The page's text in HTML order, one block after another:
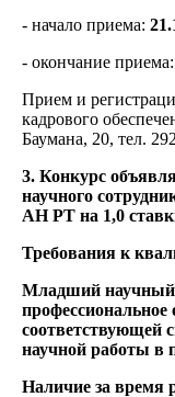
- начало приема:
- окончание приема:
Прием и
кадрового
Баумана, 20, тел.
3. Конкурс
научного
АН РТ на 1,0
Требования к
Младший научный
соответствующей
научной работы в
Наличие за время